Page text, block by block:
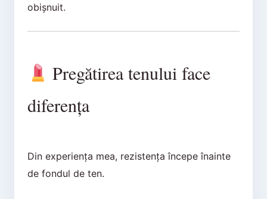
obișnuit.
Pregătirea tenului face
diferența
Din experiența mea, rezistența începe înainte
de fondul de ten.